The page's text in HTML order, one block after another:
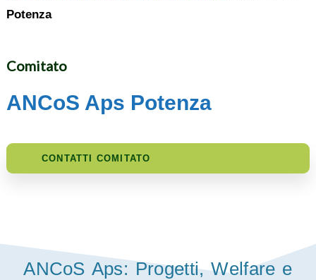
Potenza
Comitato
ANCoS Aps Potenza
CONTATTI COMITATO
ANCoS Aps: Progetti, Welfare e